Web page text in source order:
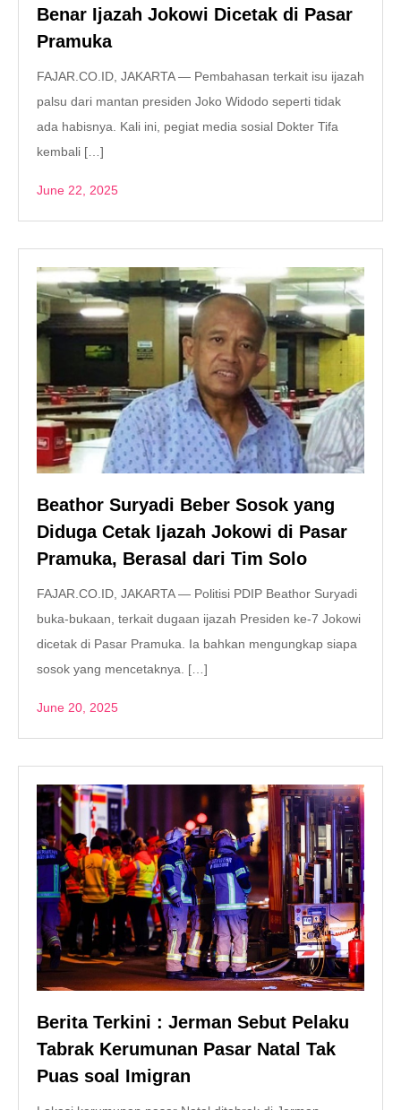
Benar Ijazah Jokowi Dicetak di Pasar
Pramuka
FAJAR.CO.ID, JAKARTA — Pembahasan terkait isu ijazah
palsu dari mantan presiden Joko Widodo seperti tidak
ada habisnya. Kali ini, pegiat media sosial Dokter Tifa
kembali […]
June 22, 2025
Beathor Suryadi Beber Sosok yang
Diduga Cetak Ijazah Jokowi di Pasar
Pramuka, Berasal dari Tim Solo
FAJAR.CO.ID, JAKARTA — Politisi PDIP Beathor Suryadi
buka-bukaan, terkait dugaan ijazah Presiden ke-7 Jokowi
dicetak di Pasar Pramuka. Ia bahkan mengungkap siapa
sosok yang mencetaknya. […]
June 20, 2025
Berita Terkini : Jerman Sebut Pelaku
Tabrak Kerumunan Pasar Natal Tak
Puas soal Imigran